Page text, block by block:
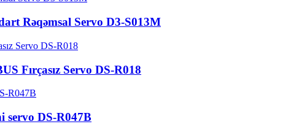
Rəqəmsal Servo D3-S013M
Fırçasız Servo DS-R018
servo DS-R047B